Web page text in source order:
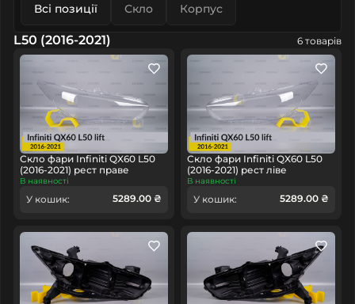
Всі позиції Скло Корпус
L50 (2016-2021) 6 товарів
Скло фари Infiniti QX60 L50
(2016-2021) рест праве
В наявності
У кошик: 5289.00 ₴
Скло фари Infiniti QX60 L50
(2016-2021) рест ліве
В наявності
У кошик: 5289.00 ₴